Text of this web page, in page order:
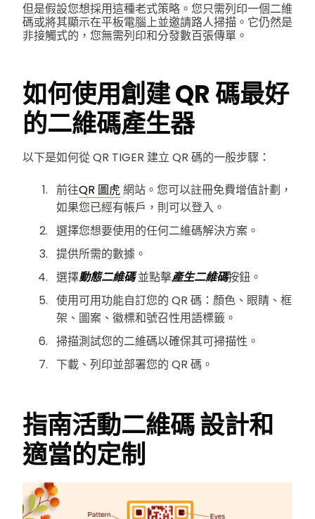
但是假設您想採用這種老式策略。您只需列印一個二維
碼或將其顯示在平板電腦上並邀請路人掃描。它仍然是
非接觸式的，您無需列印和分發數百張傳單。
如何使用創建 QR 碼最好
的二維碼產生器
以下是如何從 QR TIGER 建立 QR 碼的一般步驟：
前往QR 圖虎網站。您可以註冊免費增值計劃，
如果您已經有帳戶，則可以登入。
選擇您想要使用的任何二維碼解決方案。
提供所需的數據。
選擇動態二維碼並點擊產生二維碼按鈕。
使用可用功能自訂您的 QR 碼：顏色、眼睛、框
架、圖案、徽標和號召性用語標籤。
掃描測試您的二維碼以確保其可掃描性。
下載、列印並部署您的 QR 碼。
指南活動二維碼設計和
適當的定制